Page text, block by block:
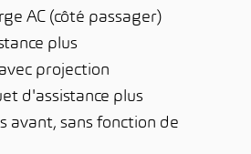
AC (côté passager)
plus
projection
d'assistance plus
avant, sans fonction de